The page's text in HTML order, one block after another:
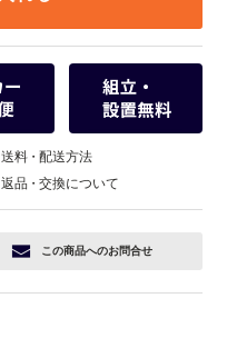
送料・配送方法
返品・交換について
この商品へのお問合せ